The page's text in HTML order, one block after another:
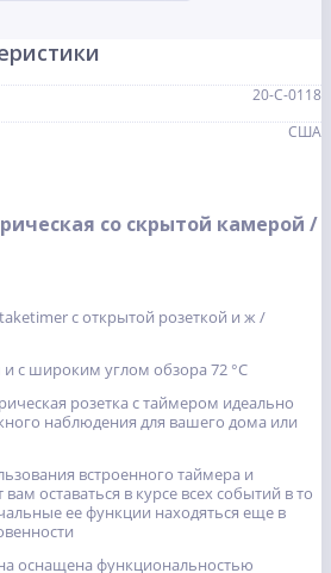
20-С-0118
США
со скрытой камерой /
с открытой розеткой и ж /
с широким углом обзора 72 °С
розетка с таймером идеально
наблюдения для вашего дома или
встроенного таймера и
оставаться в курсе всех событий в то
ее функции находяться еще в
оснащена функциональностью